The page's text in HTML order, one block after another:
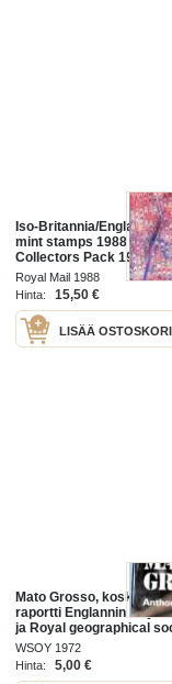
Iso-Britannia/Englanti -
mint stamps 1988 -
Collectors Pack 1988 **
postituoreena
Royal Mail 1988
Hinta:
15,50 €
LISÄÄ
Mato Grosso,
raportti Englannin Royal
ja Royal geographical
tutkimusretkikunnan
Mato Grossossa Keski-
19...
WSOY 1972
Hinta:
5,00 €